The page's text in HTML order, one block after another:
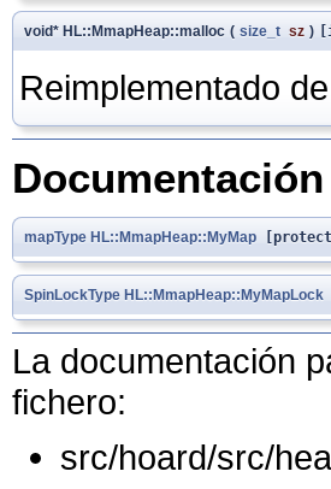
void* HL::MmapHeap::malloc ( size_t sz )
Reimplementado de
mapType HL::MmapHeap::MyMap
SpinLockType HL::MmapHeap::MyMapLock
La documentación
fichero:
src/hoard/src/